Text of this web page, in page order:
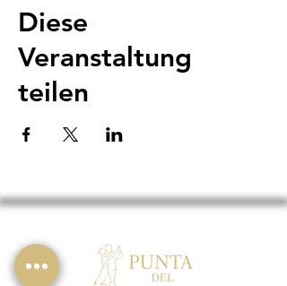
Diese
Veranstaltung
teilen